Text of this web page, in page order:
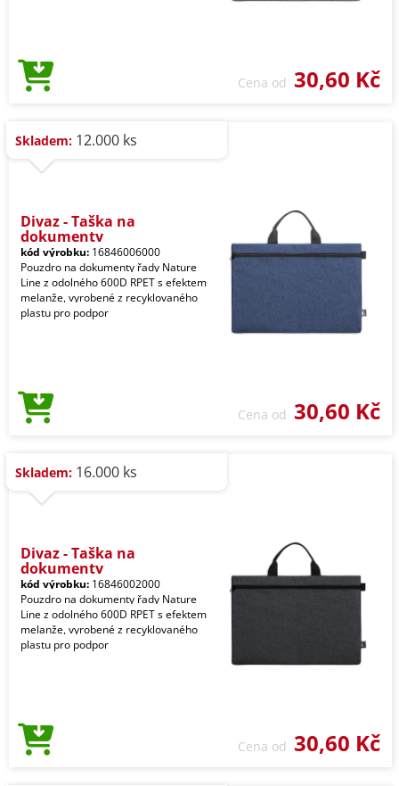
Cena od 30,60 Kč
Skladem: 12.000 ks
Divaz - Taška na
dokumenty
kód výrobku: 16846006000
Pouzdro na dokumenty řady Nature
Line z odolného 600D RPET s efektem
melanže, vyrobené z recyklovaného
plastu pro podpor
Cena od 30,60 Kč
Skladem: 16.000 ks
Divaz - Taška na
dokumenty
kód výrobku: 16846002000
Pouzdro na dokumenty řady Nature
Line z odolného 600D RPET s efektem
melanže, vyrobené z recyklovaného
plastu pro podpor
Cena od 30,60 Kč